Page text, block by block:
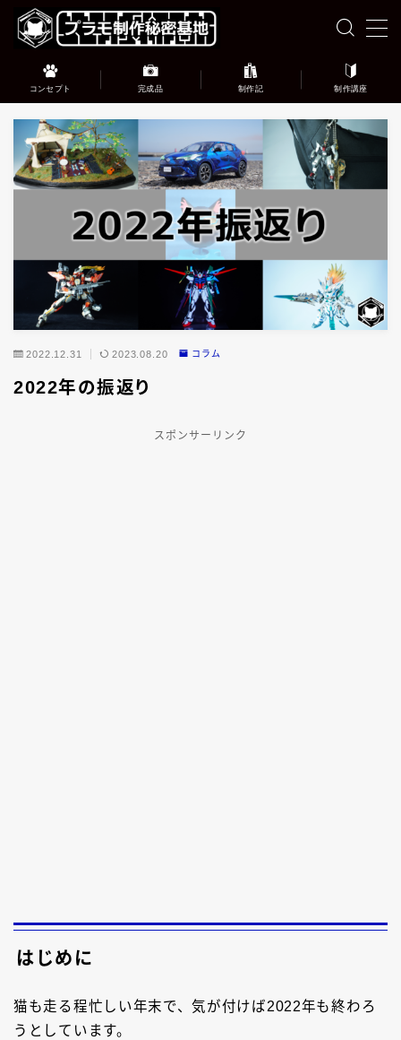
MENU
このブログについて
完成品ギャラリー
プラモデル制作記録
プラモデル制作講座
お問い合わせ
コンセプト 完成品 制作記 制作講座
2022.12.31 2023.08.20 コラム
2022年の振返り
スポンサーリンク
はじめに
猫も走る程忙しい年末で、気が付けば2022年も終わろ
うとしています。